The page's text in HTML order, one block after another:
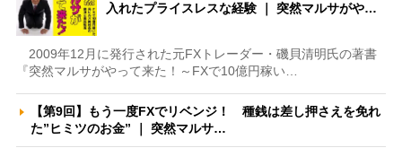
入れたプライスレスな経験 ｜ 突然マルサがや…
2009年12月に発行された元FXトレーダー・磯貝清明氏の著書
『突然マルサがやって来た！～FXで10億円稼い…
【第9回】もう一度FXでリベンジ！ 種銭は差し押さえを免れ
た”ヒミツのお金” ｜ 突然マルサ…